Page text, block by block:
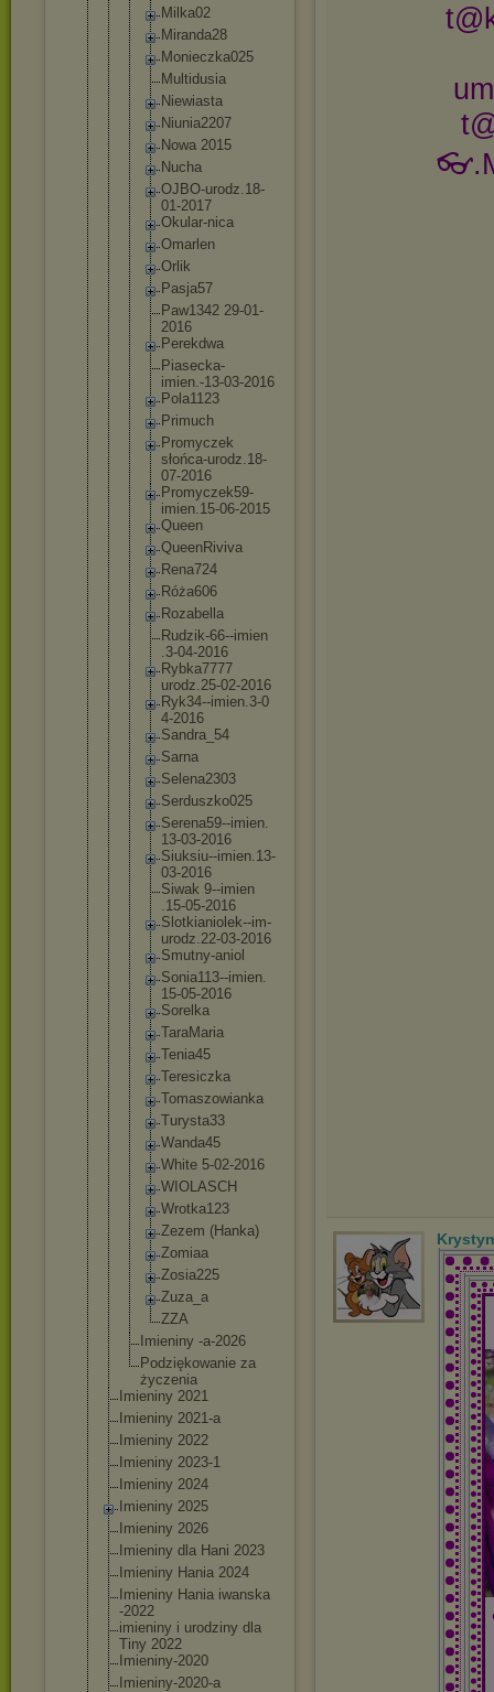
Milka02
Miranda28
Monieczka025
Multidusia
Niewiasta
Niunia2207
Nowa 2015
Nucha
OJBO-urodz.18-
01-2017
Okular-nica
Omarlen
Orlik
Pasja57
Paw1342 29-01-
2016
Perekdwa
Piasecka-
imien.-13-03-2016
Pola1123
Primuch
Promyczek
słońca-urodz.18-
07-2016
Promyczek59-
imien.15-06-2015
Queen
QueenRiviva
Rena724
Róża606
Rozabell a
Rudzik-66--imien
.3-04-2016
Rybka7777
urodz.25-02-2016
Ryk34--imien.3-0
4-2016
Sandra_54
Sarna
Selena2303
Serduszko025
Serena59--imien.
13-03-2016
Siuksiu--imien.13-
03-2016
Siwak 9--imien
.15-05-2016
Slotkianiolek--im-
urodz.22-03-2016
Smutny-aniol
Sonia113--imien.
15-05-2016
Sorelka
TaraMaria
Tenia45
Teresicz ka
Tomaszowianka
Turysta33
Wanda45
White 5-02-2016
WIOLASCH
Wrotka123
Zezem (Hanka)
Zomiaa
Zosia225
Zuza_a
ZZA
Imieniny -a-2026
Podziękowanie za
życzenia
Imieniny 2021
Imieniny 2021-a
Imieniny 2022
Imieniny 2023-1
Imieniny 2024
Imieniny 2025
Imieniny 2026
Imieniny dla Hani 2023
Imieniny Hania 2024
Imieniny Hania iwanska
-2022
imieniny i urodziny dla
Tiny 2022
Imieniny-2020
Imieniny-2020-a